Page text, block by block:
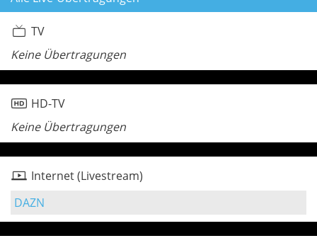
TV
Keine Übertragungen
HD-TV
Keine Übertragungen
Internet (Livestream)
DAZN